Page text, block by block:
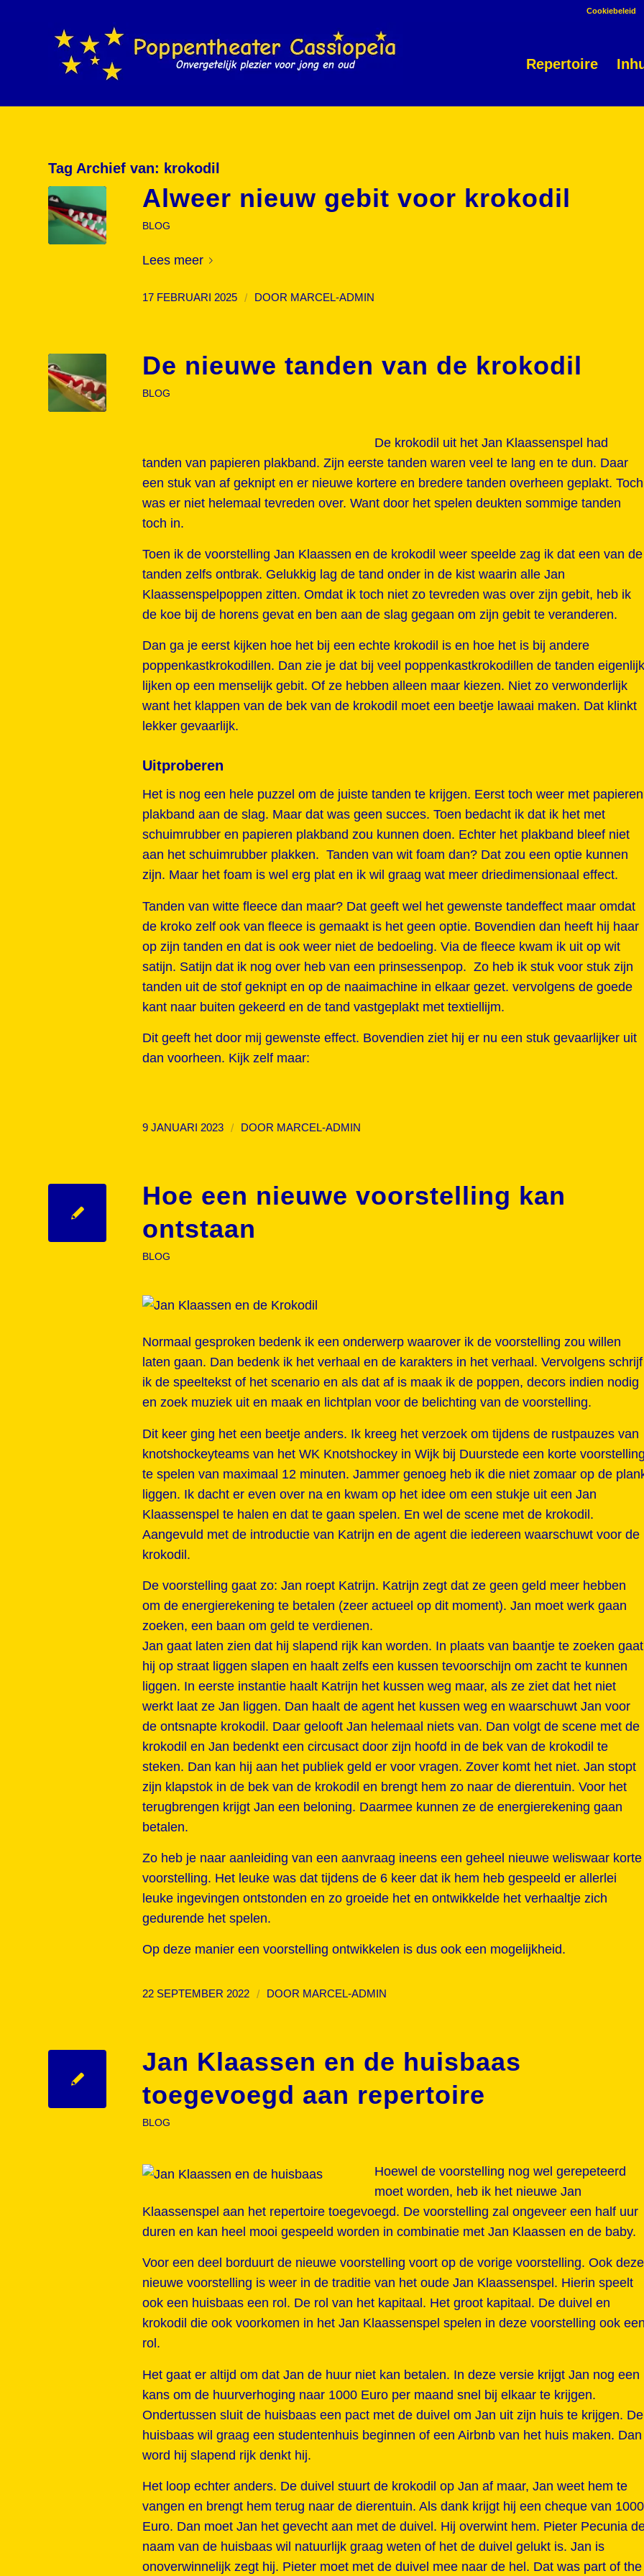
Cookiebeleid
Repertoire
Tag Archief van: krokodil
Alweer nieuw gebit voor krokodil
BLOG
Lees meer
17 FEBRUARI 2025 / DOOR MARCEL-ADMIN
De nieuwe tanden van de krokodil
BLOG
De krokodil uit het Jan Klaassenspel had
tanden van papieren plakband. Zijn eerste tanden waren veel te lang en te dun. Daar
een stuk van af geknipt en er nieuwe kortere en bredere tanden overheen geplakt. Toch
was er niet helemaal tevreden over. Want door het spelen deukten sommige tanden
toch in.
Toen ik de voorstelling Jan Klaassen en de krokodil weer speelde zag ik dat een van de
tanden zelfs ontbrak. Gelukkig lag de tand onder in de kist waarin alle Jan
Klaassenspelpoppen zitten. Omdat ik toch niet zo tevreden was over zijn gebit, heb ik
de koe bij de horens gevat en ben aan de slag gegaan om zijn gebit te veranderen.
Dan ga je eerst kijken hoe het bij een echte krokodil is en hoe het is bij andere
poppenkastkrokodillen. Dan zie je dat bij veel poppenkastkrokodillen de tanden eigenlijk
lijken op een menselijk gebit. Of ze hebben alleen maar kiezen. Niet zo verwonderlijk
want het klappen van de bek van de krokodil moet een beetje lawaai maken. Dat klinkt
lekker gevaarlijk.
Uitproberen
Het is nog een hele puzzel om de juiste tanden te krijgen. Eerst toch weer met papieren
plakband aan de slag. Maar dat was geen succes. Toen bedacht ik dat ik het met
schuimrubber en papieren plakband zou kunnen doen. Echter het plakband bleef niet
aan het schuimrubber plakken. Tanden van wit foam dan? Dat zou een optie kunnen
zijn. Maar het foam is wel erg plat en ik wil graag wat meer driedimensionaal effect.
Tanden van witte fleece dan maar? Dat geeft wel het gewenste tandeffect maar omdat
de kroko zelf ook van fleece is gemaakt is het geen optie. Bovendien dan heeft hij haar
op zijn tanden en dat is ook weer niet de bedoeling. Via de fleece kwam ik uit op wit
satijn. Satijn dat ik nog over heb van een prinsessenpop. Zo heb ik stuk voor stuk zijn
tanden uit de stof geknipt en op de naaimachine in elkaar gezet. vervolgens de goede
kant naar buiten gekeerd en de tand vastgeplakt met textiellijm.
Dit geeft het door mij gewenste effect. Bovendien ziet hij er nu een stuk gevaarlijker uit
dan voorheen. Kijk zelf maar:
9 JANUARI 2023 / DOOR MARCEL-ADMIN
Hoe een nieuwe voorstelling kan
ontstaan
BLOG
Normaal gesproken bedenk ik een onderwerp waarover ik de voorstelling zou willen
laten gaan. Dan bedenk ik het verhaal en de karakters in het verhaal. Vervolgens schrijf
ik de speeltekst of het scenario en als dat af is maak ik de poppen, decors indien nodig
en zoek muziek uit en maak en lichtplan voor de belichting van de voorstelling.
Dit keer ging het een beetje anders. Ik kreeg het verzoek om tijdens de rustpauzes van
knotshockeyteams van het WK Knotshockey in Wijk bij Duurstede een korte
te spelen van maximaal 12 minuten. Jammer genoeg heb ik die niet zomaar op de
liggen. Ik dacht er even over na en kwam op het idee om een stukje uit een Jan
Klaassenspel te halen en dat te gaan spelen. En wel de scene met de krokodil.
Aangevuld met de introductie van Katrijn en de agent die iedereen waarschuwt voor de
krokodil.
De voorstelling gaat zo: Jan roept Katrijn. Katrijn zegt dat ze geen geld meer hebben
om de energierekening te betalen (zeer actueel op dit moment). Jan moet werk gaan
zoeken, een baan om geld te verdienen.
Jan gaat laten zien dat hij slapend rijk kan worden. In plaats van baantje te zoeken gaat
hij op straat liggen slapen en haalt zelfs een kussen tevoorschijn om zacht te kunnen
liggen. In eerste instantie haalt Katrijn het kussen weg maar, als ze ziet dat het niet
werkt laat ze Jan liggen. Dan haalt de agent het kussen weg en waarschuwt Jan voor
de ontsnapte krokodil. Daar gelooft Jan helemaal niets van. Dan volgt de scene met de
krokodil en Jan bedenkt een circusact door zijn hoofd in de bek van de krokodil te
steken. Dan kan hij aan het publiek geld er voor vragen. Zover komt het niet. Jan stopt
zijn klapstok in de bek van de krokodil en brengt hem zo naar de dierentuin. Voor het
terugbrengen krijgt Jan een beloning. Daarmee kunnen ze de energierekening gaan
betalen.
Zo heb je naar aanleiding van een aanvraag ineens een geheel nieuwe weliswaar korte
voorstelling. Het leuke was dat tijdens de 6 keer dat ik hem heb gespeeld er allerlei
leuke ingevingen ontstonden en zo groeide het en ontwikkelde het verhaaltje zich
gedurende het spelen.
Op deze manier een voorstelling ontwikkelen is dus ook een mogelijkheid.
22 SEPTEMBER 2022 / DOOR MARCEL-ADMIN
Jan Klaassen en de huisbaas
toegevoegd aan repertoire
BLOG
Hoewel de voorstelling nog wel gerepeteerd
moet worden, heb ik het nieuwe Jan
Klaassenspel aan het repertoire toegevoegd. De voorstelling zal ongeveer een half uur
duren en kan heel mooi gespeeld worden in combinatie met Jan Klaassen en de baby.
Voor een deel borduurt de nieuwe voorstelling voort op de vorige voorstelling. Ook deze
nieuwe voorstelling is weer in de traditie van het oude Jan Klaassenspel. Hierin speelt
ook een huisbaas een rol. De rol van het kapitaal. Het groot kapitaal. De duivel en
krokodil die ook voorkomen in het Jan Klaassenspel spelen in deze voorstelling ook
rol.
Het gaat er altijd om dat Jan de huur niet kan betalen. In deze versie krijgt Jan nog een
kans om de huurverhoging naar 1000 Euro per maand snel bij elkaar te krijgen.
Ondertussen sluit de huisbaas een pact met de duivel om Jan uit zijn huis te krijgen. De
huisbaas wil graag een studentenhuis beginnen of een Airbnb van het huis maken. Dan
word hij slapend rijk denkt hij.
Het loop echter anders. De duivel stuurt de krokodil op Jan af maar, Jan weet hem te
vangen en brengt hem terug naar de dierentuin. Als dank krijgt hij een cheque van 1000
Euro. Dan moet Jan het gevecht aan met de duivel. Hij overwint hem. Pieter Pecunia
naam van de huisbaas wil natuurlijk graag weten of het de duivel gelukt is. Jan is
onoverwinnelijk zegt hij. Pieter moet met de duivel mee naar de hel. Dat was part of the